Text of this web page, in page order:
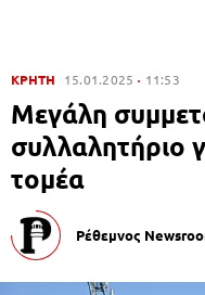
ΚΡΗΤΗ 15.01.2025 11:53
Μεγάλη
συλλαλητήριο
τομέα
Ρέθεμνος